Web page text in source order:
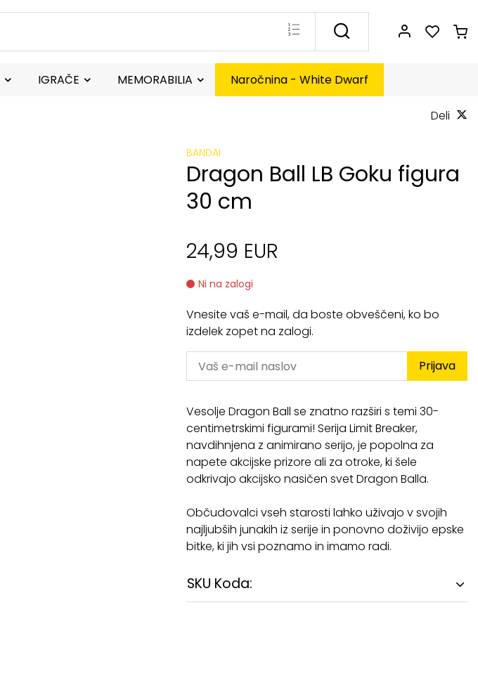
IGRAČE MEMORABILIA Naročnina - White Dwarf
Deli
BANDAI
Dragon Ball LB Goku figura
30 cm
24,99 EUR
Ni na zalogi
Vnesite vaš e-mail, da boste obveščeni, ko bo
izdelek zopet na zalogi.
Prijava
Vesolje Dragon Ball se znatno razširi s temi 30-
centimetrskimi figurami! Serija Limit Breaker,
navdihnjena z animirano serijo, je popolna za
napete akcijske prizore ali za otroke, ki šele
odkrivajo akcijsko nasičen svet Dragon Balla.
Občudovalci vseh starosti lahko uživajo v svojih
najljubših junakih iz serije in ponovno doživijo epske
bitke, ki jih vsi poznamo in imamo radi.
SKU Koda: